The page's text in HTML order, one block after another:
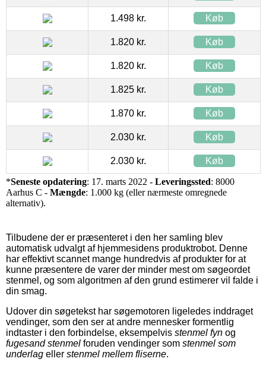
1.498 kr. Køb
1.820 kr. Køb
1.820 kr. Køb
1.825 kr. Køb
1.870 kr. Køb
2.030 kr. Køb
2.030 kr. Køb
*Seneste opdatering: 17. marts 2022 - Leveringssted: 8000
Aarhus C - Mængde: 1.000 kg (eller nærmeste omregnede
alternativ).
Tilbudene der er præsenteret i den her samling blev
automatisk udvalgt af hjemmesidens produktrobot. Denne
har effektivt scannet mange hundredvis af produkter for at
kunne præsentere de varer der minder mest om søgeordet
stenmel, og som algoritmen af den grund estimerer vil falde i
din smag.
Udover din søgetekst har søgemotoren ligeledes inddraget
vendinger, som den ser at andre mennesker formentlig
indtaster i den forbindelse, eksempelvis stenmel fyn og
fugesand stenmel foruden vendinger som stenmel som
underlag eller stenmel mellem fliserne.